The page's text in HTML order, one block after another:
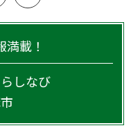
載！
しなび